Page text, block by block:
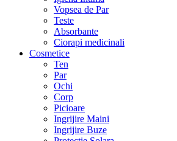
Vopsea de Par
Teste
Absorbante
Ciorapi medicinali
Cosmetice
Ten
Par
Ochi
Corp
Picioare
Ingrijire Maini
Ingrijire Buze